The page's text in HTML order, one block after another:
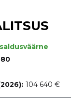
104 640 €